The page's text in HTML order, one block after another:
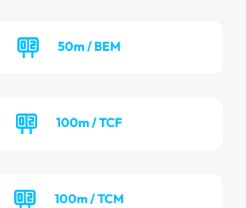
50m / BEM
100m / TCF
100m / TCM